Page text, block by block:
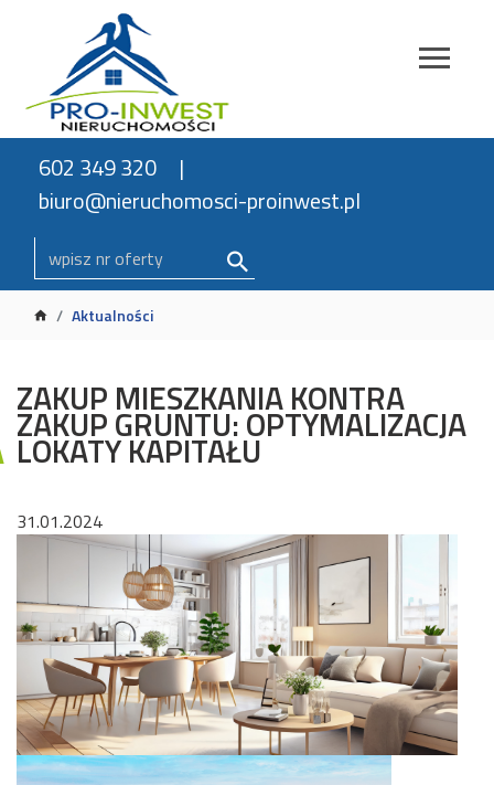
602 349 320
biuro@nieruchomosci-proinwest.pl
Aktualności
​​​​​​​ZAKUP MIESZKANIA KONTRA
ZAKUP GRUNTU: OPTYMALIZACJA
LOKATY KAPITAŁU
31.01.2024